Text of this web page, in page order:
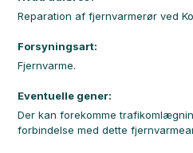
Reparation af fjernvarmerør ved
Forsyningsart:
Fjernvarme.
Eventuelle gener:
Der kan forekomme
forbindelse med dette